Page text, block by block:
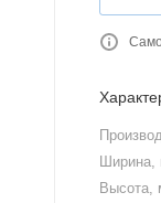
Высота,